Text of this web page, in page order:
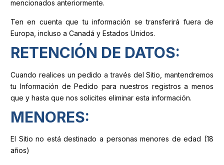
mencionados anteriormente.
Ten en cuenta que tu información se transferirá fuera de
Europa, incluso a Canadá y Estados Unidos.
RETENCIÓN DE DATOS:
Cuando realices un pedido a través del Sitio, mantendremos
tu Información de Pedido para nuestros registros a menos
que y hasta que nos solicites eliminar esta información.
MENORES:
El Sitio no está destinado a personas menores de edad (18
años)